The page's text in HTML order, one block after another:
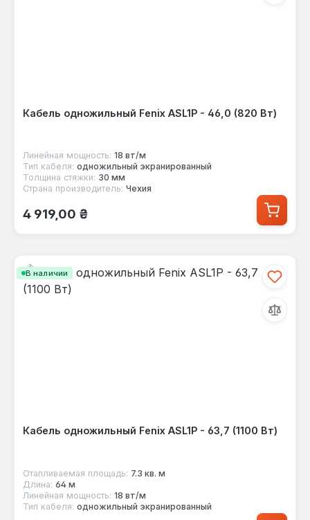
Кабель одножильный Fenix ASL1P - 46,0 (820 Вт)
Линейная мощность: 18 вт/м
Тип кабеля: одножильный экранированный
Толщина стяжки: 30 мм
Страна производитель: Чехия
Обычная цена:
4 919,00 ₴
В наличии
Кабель одножильный Fenix ASL1P - 63,7 (1100 Вт)
Отапливаемая площадь: 7.3 кв. м
Длина: 64 м
Линейная мощность: 18 вт/м
Тип кабеля: одножильный экранированный